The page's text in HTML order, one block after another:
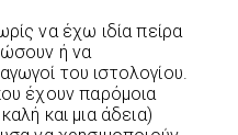
να έχω ιδία πείρα
ή να
του ιστολογίου.
έχουν παρόμοια
και μια άδεια)